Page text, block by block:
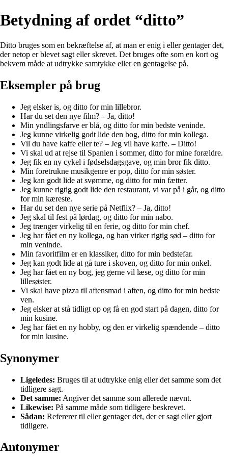
Betydning af ordet “ditto”
Ditto bruges som en bekræftelse af, at man er enig i eller gentager det,
der netop er blevet sagt eller skrevet. Det bruges ofte som en kort og
bekvem måde at udtrykke samtykke eller en gentagelse på.
Eksempler på brug
Jeg elsker is, og ditto for min lillebror.
Har du set den nye film? – Ja, ditto!
Min yndlingsfarve er blå, og ditto for min bedste veninde.
Jeg kunne virkelig godt lide den bog, ditto for min kollega.
Vil du have kaffe eller te? – Jeg vil have kaffe. – Ditto!
Vi skal ud at rejse til Spanien i sommer, ditto for mine forældre.
Jeg fik en ny cykel i fødselsdagsgave, og min bror fik ditto.
Min foretrukne musikgenre er pop, ditto for min søster.
Jeg kan godt lide at svømme, og ditto for min fætter.
Jeg kunne rigtig godt lide den restaurant, vi var på i går, og ditto
for min kæreste.
Har du set den nye serie på Netflix? – Ja, ditto!
Jeg skal til fest på lørdag, og ditto for min nabo.
Jeg trænger virkelig til en ferie, og ditto for min chef.
Jeg har fået en ny kollega, og han virker rigtig sød – ditto for
min veninde.
Min favoritfilm er en klassiker, ditto for min bedstefar.
Jeg kan godt lide at gå ture i skoven, og ditto for min onkel.
Jeg har fået en ny bog, jeg gerne vil læse, og ditto for min
lillesøster.
Vi skal have pizza til aftensmad i aften, og ditto for min bedste
ven.
Jeg elsker at stå tidligt op og få en god start på dagen, ditto for
min kusine.
Jeg har fået en ny hobby, og den er virkelig spændende – ditto
for min kusine.
Synonymer
Ligeledes: Bruges til at udtrykke enig eller det samme som det
tidligere sagt.
Det samme: Angiver det samme som allerede nævnt.
Likewise: På samme måde som tidligere beskrevet.
Sådan: Refererer til eller gentager det, der er sagt eller gjort
tidligere.
Antonymer